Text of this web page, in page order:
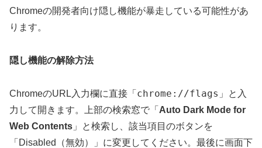
Chromeの開発者向け隠し機能が暴走している可能性があ
ります。
隠し機能の解除方法
ChromeのURL入力欄に直接「 chrome://flags 」と入
力して開きます。上部の検索窓で「 Auto Dark Mode for
Web Contents 」と検索し、該当項目のボタンを
「Disabled（無効）」に変更してください。最後に画面下